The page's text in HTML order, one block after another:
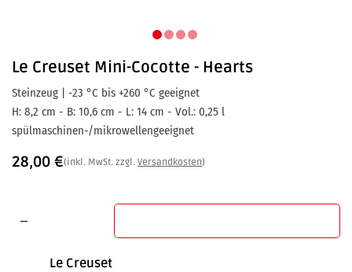
Le Creuset Mini-Cocotte - Hearts
Steinzeug | -23 °C bis +260 °C geeignet
H: 8,2 cm - B: 10,6 cm - L: 14 cm - Vol.: 0,25 l
spülmaschinen-/mikrowellengeeignet
28,00 €(inkl. MwSt. zzgl. Versandkosten)
Le Creuset